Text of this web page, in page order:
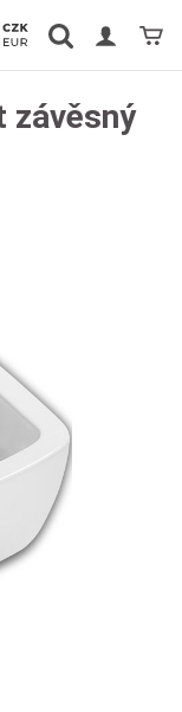
Vyhledávání Košík
závěsný